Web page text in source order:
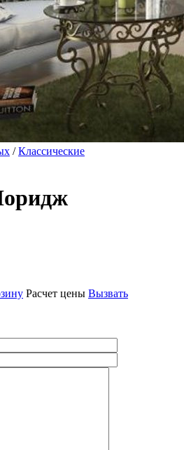
/Классические
Расчет цены Вызвать